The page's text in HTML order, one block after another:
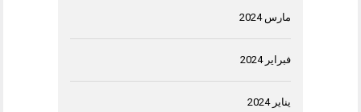
مارس 2024
فبراير 2024
يناير 2024